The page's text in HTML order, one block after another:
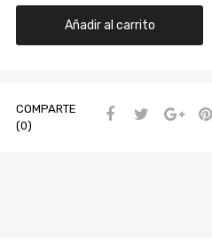
Añadir al carrito
COMPARTE
(0)